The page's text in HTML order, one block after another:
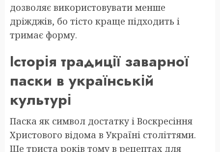
дозволяє використовувати менше
дріжджів, бо тісто краще підходить і
тримає форму.
Історія традиції заварної
паски в українській
культурі
Паска як символ достатку і Воскресіння
Христового відома в Україні століттями.
Ще триста років тому в рецептах для